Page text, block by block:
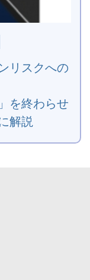
リスクへの
を終わらせ
解説